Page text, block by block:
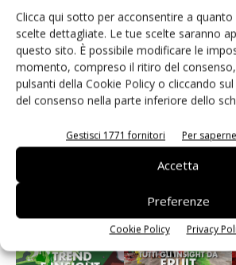
Clicca qui sotto per acconsentire a
scelte dettagliate. Le tue scelte saranno
questo sito. È possibile modificare le
momento, compreso il ritiro del
pulsanti della Cookie Policy o cliccando
del consenso nella parte inferiore dello
Gestisci 1771 fornitori Per
Accetta
Preferenze
Cookie Policy Privacy
Apofruit, estate da record per
ViviToscano crescono a